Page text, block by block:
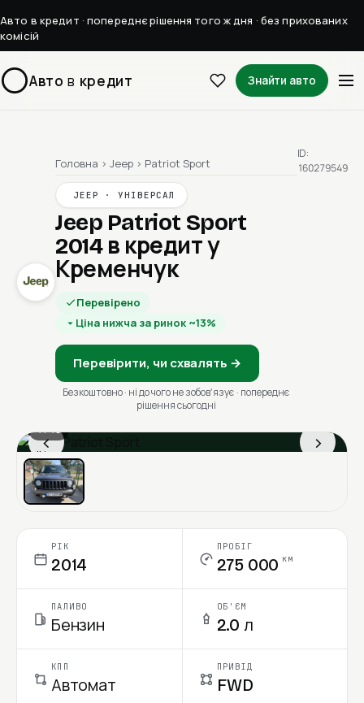
Авто в кредит · попереднє рішення того ж дня · без прихованих
комісій
Авто в кредит Знайти авто
Головна › Jeep › Patriot Sport
JEEP · УНІВЕРСАЛ
Jeep Patriot Sport
2014 в кредит у
Кременчук
Перевірено
Ціна нижча за ринок ~13%
Перевірити, чи схвалять →
Безкоштовно · ні до чого не зобовʼязує · попереднє
рішення сьогодні
ID:
160279549
‹ ›
1 / 13
Ціна в місяць
РІК
2014
ПРОБІГ
275 000 км
ПАЛИВО
Бензин
ОБ'ЄМ
2.0 л
КПП
Автомат
ПРИВІД
FWD